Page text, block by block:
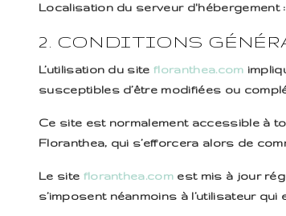
Localisation du serveur d'hébergement:
2. CONDITIONS
L’utilisation du sitefloranthea.com
susceptibles d’être modifiées ou
Ce site est normalement accessible à
Floranthea, qui s’efforcera alors de
Le site floranthea.com est mis à jour
s’imposent néanmoins à l’utilisateur